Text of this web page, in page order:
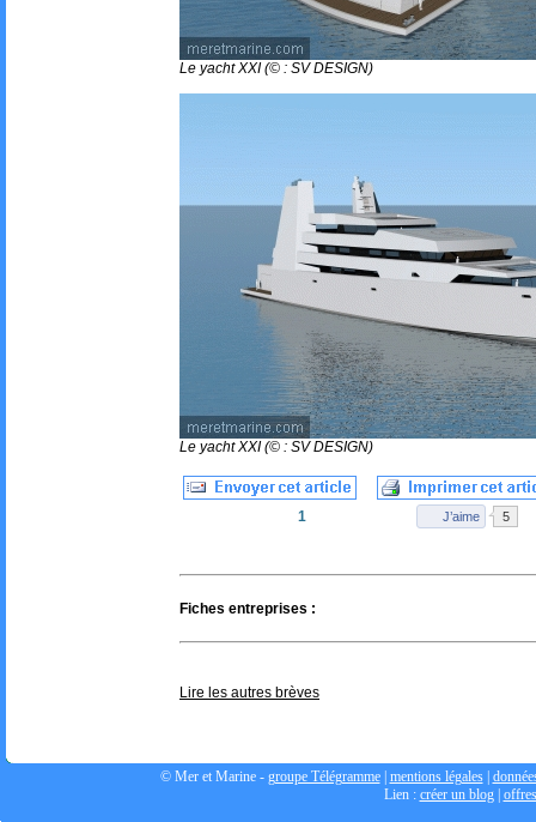
Le yacht XXI (© : SV DESIGN)
Le yacht XXI (© : SV DESIGN)
Fiches entreprises :
Lire les autres brèves
© Mer et Marine - groupe Télégramme| mentions légales|
Lien : créer un blog|